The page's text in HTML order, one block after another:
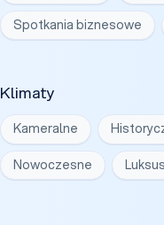
Klimaty
Kameralne
Nowoczesne
Spotkania biznesowe